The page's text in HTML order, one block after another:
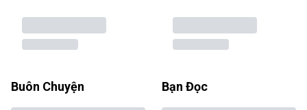
Buôn Chuyện Bạn Đọc